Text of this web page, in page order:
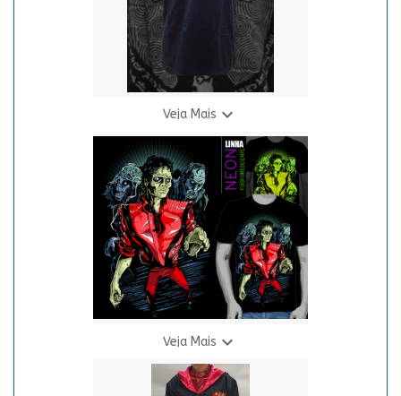
Veja Mais 
Camiseta The Legend of Zelda - Master Sword (Costas)
R$ 69,90
3 X R$ 24,94
Veja Mais 
Camiseta Zumbi - Neon